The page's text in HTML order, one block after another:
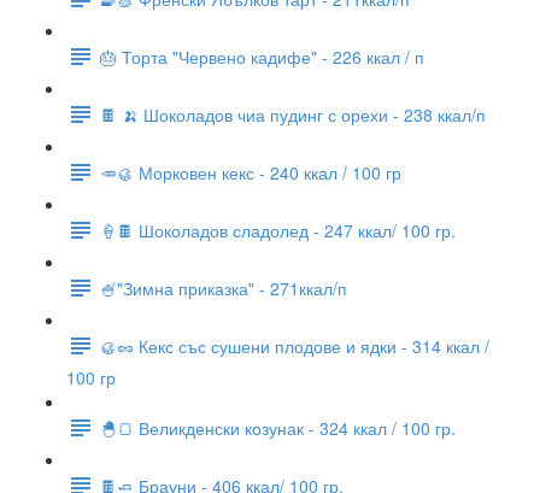
🎂 Торта "Червено кадифе" - 226 ккал / п
🍫 🍌 Шоколадов чиа пудинг с орехи - 238 ккал/п
🥕🥮 Морковен кекс - 240 ккал / 100 гр
🍦🍫 Шоколадов сладолед - 247 ккал/ 100 гр.
🍧"Зимна приказка" - 271ккал/п
🥮🥜 Кекс със сушени плодове и ядки - 314 ккал /
100 гр
🐣🍞 Великденски козунак - 324 ккал / 100 гр.
🍫🧈 Брауни - 406 ккал/ 100 гр.